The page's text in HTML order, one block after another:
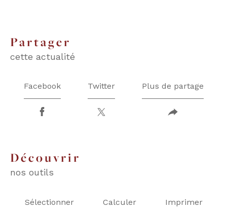
partager
cette actualité
Facebook Twitter Plus de partage
découvrir
nos outils
Sélectionner Calculer Imprimer